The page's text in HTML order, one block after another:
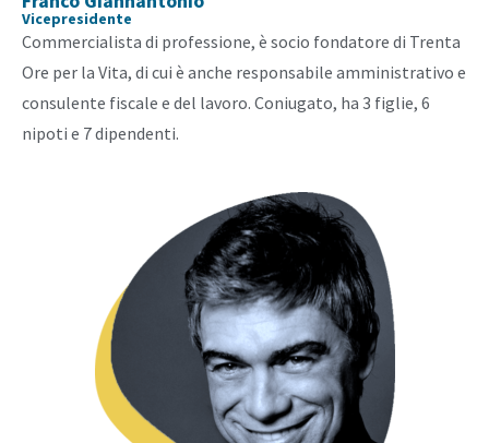
Vicepresidente
Commercialista di professione, è socio fondatore di Trenta
Ore per la Vita, di cui è anche responsabile amministrativo e
consulente fiscale e del lavoro. Coniugato, ha 3 figlie, 6
nipoti e 7 dipendenti.